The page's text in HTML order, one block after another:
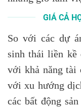
GIÁ CẢ
So với các dự
sinh thái liền kề
với khả năng tài
với xu hướng
các bất động